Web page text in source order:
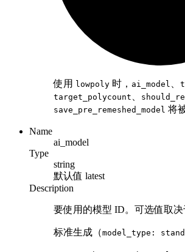
使用 lowpoly 时， ai_model
target_polycount
save_pre_remeshed_model 将
Name
ai_model
Type
string
默认值 latest
Description
要使用的模型 ID。可选值取决
标准生成（model_type: